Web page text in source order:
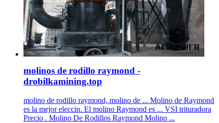
molinos de rodillo raymond -
drobilkamining.top
molino de rodillo raymond, molino de ... Molino de Raymond
es la mejor eleccin. El molino Raymond es ... VSI trituradora
Precio . Molino De Rodillos Raymond Molino ...